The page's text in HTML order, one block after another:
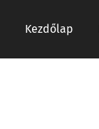
Kezdőlap